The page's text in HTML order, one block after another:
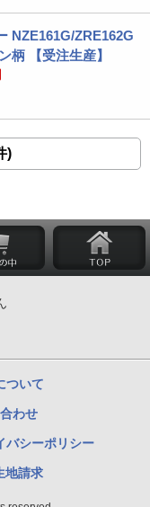
NZE161G/ZRE162G
柄 【受注生産】
)
ついて
わせ
バシーポリシー
地請求